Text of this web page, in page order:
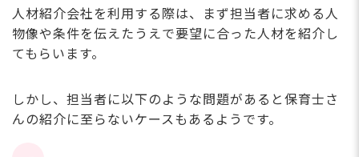
人材紹介会社を利用する際は、まず担当者に求める人
物像や条件を伝えたうえで要望に合った人材を紹介し
てもらいます。
しかし、担当者に以下のような問題があると保育士さ
んの紹介に至らないケースもあるようです。